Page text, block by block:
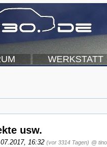
WERKSTATT
usw.
16:32 (vor 3314 Tagen) @